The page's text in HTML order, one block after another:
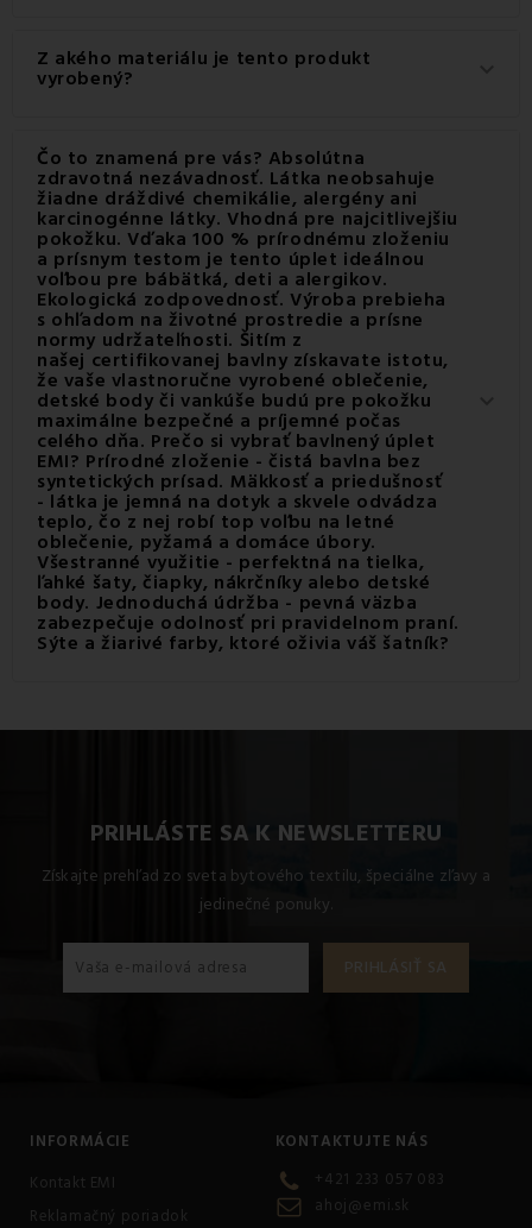
Gramáž materiálu použitého pre tento produkt je 145
g/m2.
Z akého materiálu je tento produkt
vyrobený?
Tento produkt je vyrobený z kvalitného materiálu: 100%
Bavlna.
Čo to znamená pre vás? Absolútna
zdravotná nezávadnosť. Látka neobsahuje
žiadne dráždivé chemikálie, alergény ani
karcinogénne látky. Vhodná pre najcitlivejšiu
pokožku. Vďaka 100 % prírodnému zloženiu
a prísnym testom je tento úplet ideálnou
voľbou pre bábätká, deti a alergikov.
Ekologická zodpovednosť. Výroba prebieha
s ohľadom na životné prostredie a prísne
normy udržateľnosti. Šitím z
našej certifikovanej bavlny získavate istotu,
že vaše vlastnoručne vyrobené oblečenie,
detské body či vankúše budú pre pokožku
maximálne bezpečné a príjemné počas
celého dňa. Prečo si vybrať bavlnený úplet
EMI? Prírodné zloženie - čistá bavlna bez
syntetických prísad. Mäkkosť a priedušnosť
- látka je jemná na dotyk a skvele odvádza
teplo, čo z nej robí top voľbu na letné
oblečenie, pyžamá a domáce úbory.
Všestranné využitie - perfektná na tielka,
ľahké šaty, čiapky, nákrčníky alebo detské
body. Jednoduchá údržba - pevná väzba
zabezpečuje odolnosť pri pravidelnom praní.
Sýte a žiarivé farby, ktoré oživia váš šatník?
PRIHLÁSTE SA K NEWSLETTERU
Získajte prehľad zo sveta bytového textilu, špeciálne zľavy a
jedinečné ponuky.
INFORMÁCIE
Kontakt EMI
Reklamačný poriadok
KONTAKTUJTE NÁS
+421 233 057 083
ahoj@emi.sk